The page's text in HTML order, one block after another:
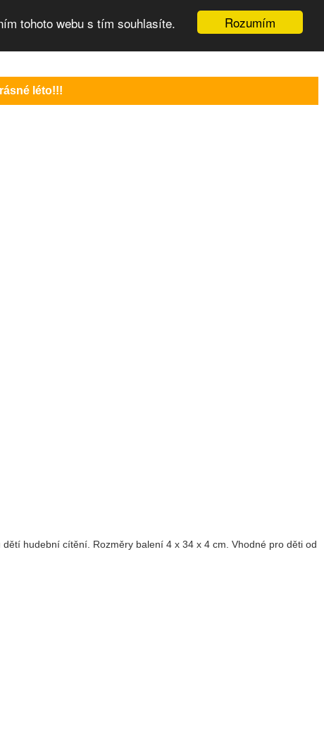
Rozumím
tohoto webu s tím souhlasíte.
léto!!!
hudební cítění. Rozměry balení 4 x 34 x 4 cm. Vhodné pro děti od